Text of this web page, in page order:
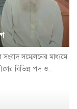
সম্মেলনের মাধ্যমে
বিভিন্ন পদ ও...